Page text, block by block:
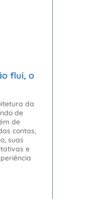
flui, o
da
de
de
contas,
suas
e